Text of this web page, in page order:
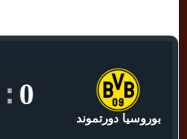
بوروسيا دورتموند
0
: